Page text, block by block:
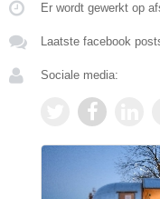
Er wordt gewerkt op
Laatste facebook
Sociale media: